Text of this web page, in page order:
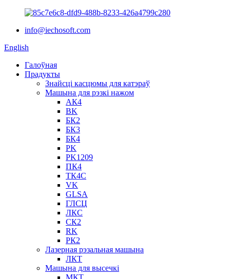
info@iechosoft.com
English
Галоўная
Прадукты
Знайсці касцюмы для катэраў
Машына для рэзкі нажом
АК4
BK
БК2
БК3
БК4
PK
PK1209
ПК4
ТК4С
VK
GLSA
ГЛСЦ
ЛКС
СК2
RK
РК2
Лазерная рэзальная машына
ЛКТ
Машына для высечкі
МКТ